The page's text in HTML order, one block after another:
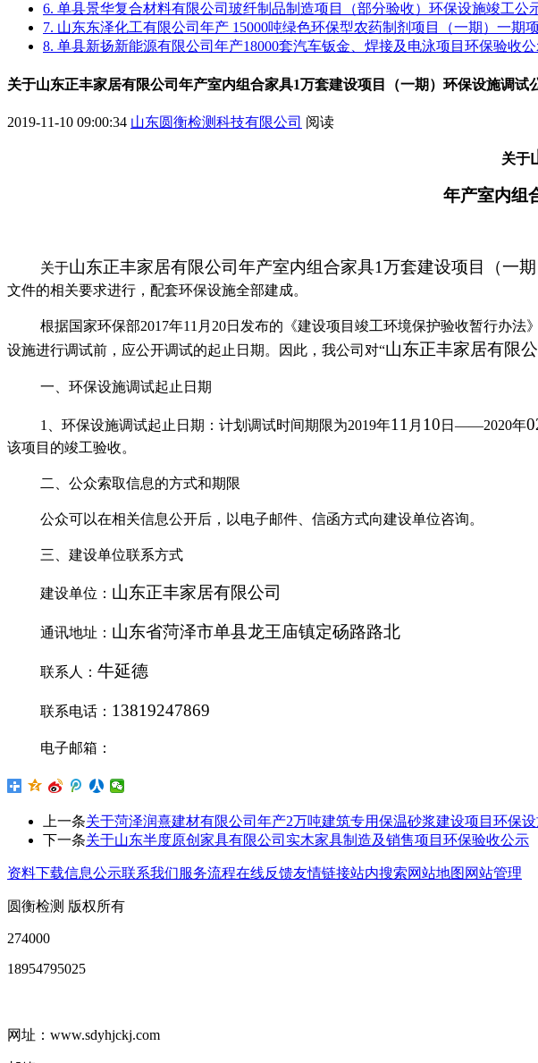
6. 单县景华复合材料有限公司玻纤制品制造项目（部分验收）环保设施竣工公
7. 山东东泽化工有限公司年产 15000吨绿色环保型农药制剂项目（一期）一期
8. 单县新扬新能源有限公司年产18000套汽车钣金、焊接及电泳项目环保验收
关于山东正丰家居有限公司年产室内组合家具1万套建设项目（一期）环保设施调试
2019-11-10 09:00:34 山东圆衡检测科技有限公司 阅读
关于
年产室内组
关于山东正丰家居有限公司年产室内组合家具1万套建设项目（一期
文件的相关要求进行，配套环保设施全部建成。
根据国家环保部2017年11 月 20日发布的《建设项目竣工环境保护验收暂行办法
设施进行调试前，应公开调试的起止日期。因此，我公司对“山东正丰家居有限
一、环保设施调试起止日期
1 、环保设施调试起止日期：计划调试时间期限为2019年11 月 10 日 ——2020年
该项目的竣工验收。
二、公众索取信息的方式和期限
公众可以在相关信息公开后，以电子邮件、信函方式向建设单位咨询。
三、建设单位联系方式
建设单位： 山东正丰家居有限公司
通讯地址： 山东省菏泽市单县龙王庙镇定砀路路北
联系人： 牛延德
联系电话 ： 13819247869
电子邮箱：
上一条关于菏泽润熹建材有限公司年产2万吨建筑专用保温砂浆建设项目环保
下一条关于山东半度原创家具有限公司实木家具制造及销售项目环保验收公示
资料下载信息公示联系我们服务流程在线反馈友情链接站内搜索网站地图 网站管理
圆衡检测 版权所有
274000
18954795025
网址：www.sdyhjckj.com